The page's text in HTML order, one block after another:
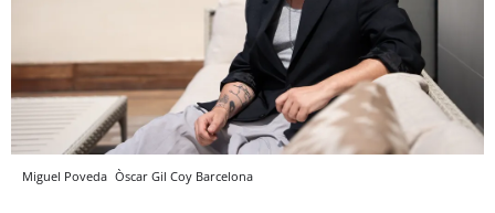
Miguel Poveda Òscar Gil Coy Barcelona